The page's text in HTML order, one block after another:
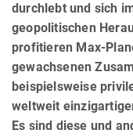
durchlebt und sich
geopolitischen
profitieren Max-
gewachsenen
beispielsweise
weltweit
Es sind diese und